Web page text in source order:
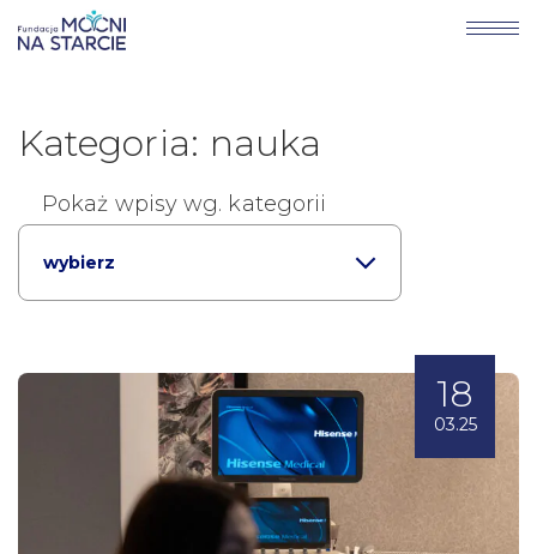
Kategoria: nauka
Pokaż wpisy wg. kategorii
wybierz
18
03.25